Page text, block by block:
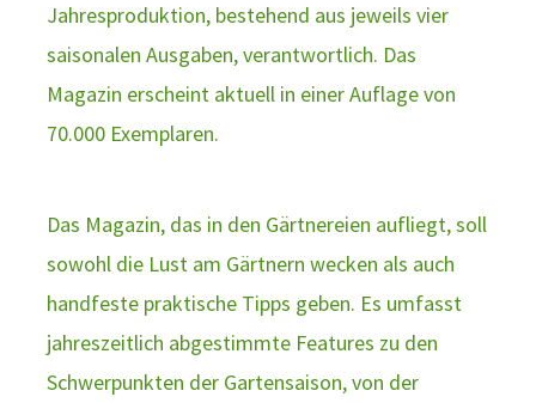
Jahresproduktion, bestehend aus jeweils vier
saisonalen Ausgaben, verantwortlich. Das
Magazin erscheint aktuell in einer Auflage von
70.000 Exemplaren.
Das Magazin, das in den Gärtnereien aufliegt, soll
sowohl die Lust am Gärtnern wecken als auch
handfeste praktische Tipps geben. Es umfasst
jahreszeitlich abgestimmte Features zu den
Schwerpunkten der Gartensaison, von der